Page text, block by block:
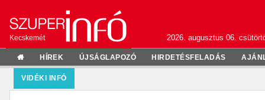
Kecskemét 2026. augusztus 06.
HÍREK ÚJSÁGLAPOZÓ HIRDETÉSFELADÁS
VIDÉKI INFÓ